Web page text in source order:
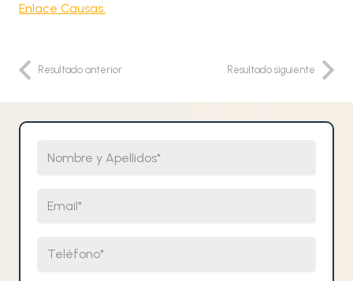
Enlace Causas.
Resultado anterior Resultado siguiente